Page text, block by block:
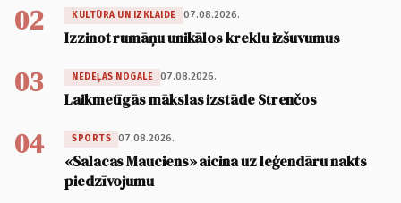
02 KULTŪRA UN IZKLAIDE 07.08.2026.
Izzinot rumāņu unikālos kreklu izšuvumus
03 NEDĒĻAS NOGALE 07.08.2026.
Laikmetīgās mākslas izstāde Strenčos
04 SPORTS 07.08.2026.
«Salacas Mauciens» aicina uz leģendāru nakts
piedzīvojumu